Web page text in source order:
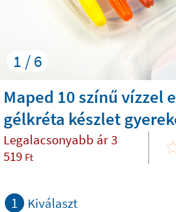
1 / 6
Maped 10 színű vízzel
gélkréta készlet
Legalacsonyabb ár3
519 Ft
1 Kiválaszt